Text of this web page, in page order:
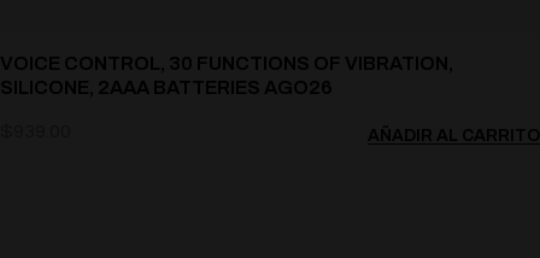
VOICE CONTROL, 30 FUNCTIONS OF VIBRATION,
SILICONE, 2AAA BATTERIES AGO26
AÑADIR AL CARRITO